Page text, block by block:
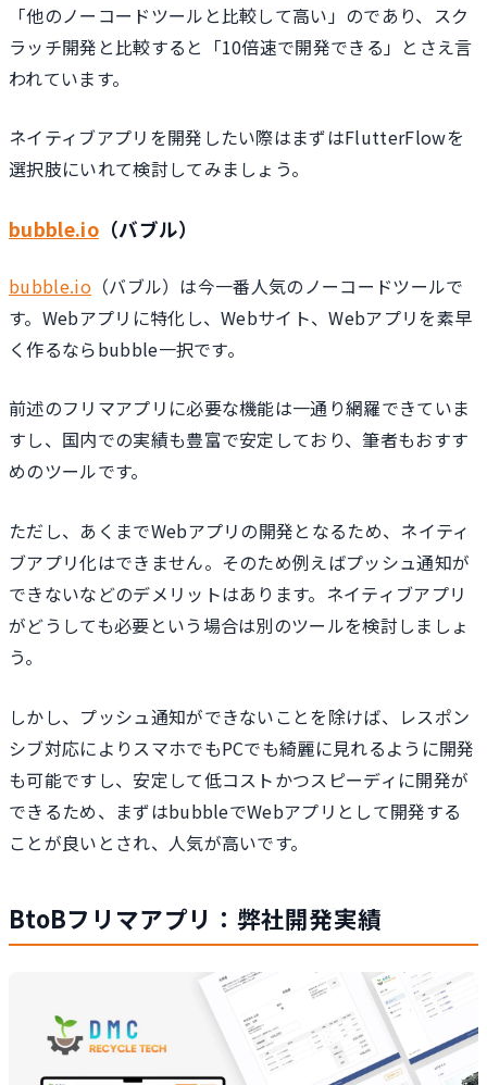
「他のノーコードツールと比較して高い」のであり、スク
ラッチ開発と比較すると「10倍速で開発できる」とさえ言
われています。
ネイティブアプリを開発したい際はまずはFlutterFlowを
選択肢にいれて検討してみましょう。
bubble.io（バブル）
bubble.io（バブル）は今一番人気のノーコードツールで
す。Webアプリに特化し、Webサイト、Webアプリを素早
く作るならbubble一択です。
前述のフリマアプリに必要な機能は一通り網羅できていま
すし、国内での実績も豊富で安定しており、筆者もおすす
めのツールです。
ただし、あくまでWebアプリの開発となるため、ネイティ
ブアプリ化はできません。そのため例えばプッシュ通知が
できないなどのデメリットはあります。ネイティブアプリ
がどうしても必要という場合は別のツールを検討しましょ
う。
しかし、プッシュ通知ができないことを除けば、レスポン
シブ対応によりスマホでもPCでも綺麗に見れるように開発
も可能ですし、安定して低コストかつスピーディに開発が
できるため、まずはbubbleでWebアプリとして開発する
ことが良いとされ、人気が高いです。
BtoBフリマアプリ：弊社開発実績